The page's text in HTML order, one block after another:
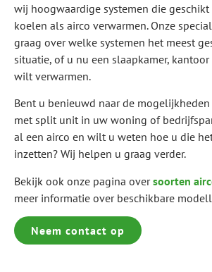
wij hoogwaardige systemen die
koelen als airco verwarmen. Onze
graag over welke systemen het meest
situatie, of u nu een slaapkamer,
wilt verwarmen.
Bent u benieuwd naar de
met split unit in uw woning of
al een airco en wilt u weten hoe u die
inzetten? Wij helpen u graag verder.
Bekijk ook onze pagina oversoorten
meer informatie over beschikbare
Neem contact op